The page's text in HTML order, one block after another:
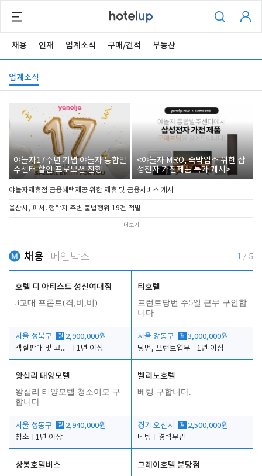
채용 인재 업계소식 구매/견적 부동산
업계소식
야놀자17주년 기념 야놀자 통합발
주센터 할인 프로모션 진행
<야놀자 MRO, 숙박업소 위한 삼
성전자 가전제품 특가 개시>
야놀자제휴점 금융혜택제공 위한 제휴 및 금융서비스 게시
울산시, 피서․행락지 주변 불법행위 19건 적발
더보기
채용 메인박스 1 / 5
호텔 디 아티스트 성신여대점
3교대 프론트(격,비,비)
서울 성북구 월 2,900,000원
객실판매 및 고객응대
1년 이상
티호텔
프런트당번 주5일 근무 구인합
니다
서울 강동구 월 3,000,000원
당번, 프런트업무
1년 이상
왕십리 태양모텔
왕십리 태양모텔 청소이모 구
합니다.
서울 성동구 월 2,940,000원
청소
1년 이상
벨리노호텔
베팅 구합니다.
경기 오산시 월 2,500,000원
베팅
경력무관
상봉호텔버스 그레이호텔 분당점